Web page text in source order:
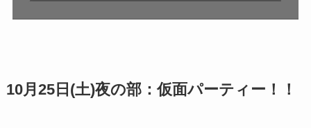
10月25日(土)夜の部：仮面パーティー！！